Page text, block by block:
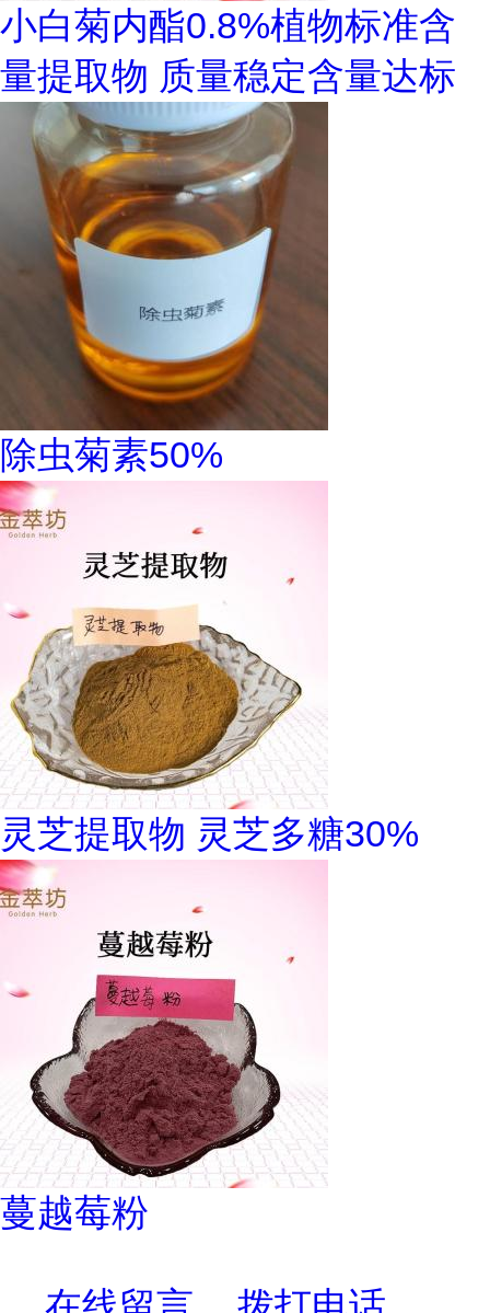
小白菊内酯0.8%植物标准含
量提取物 质量稳定含量达标
除虫菊素50%
灵芝提取物 灵芝多糖30%
蔓越莓粉